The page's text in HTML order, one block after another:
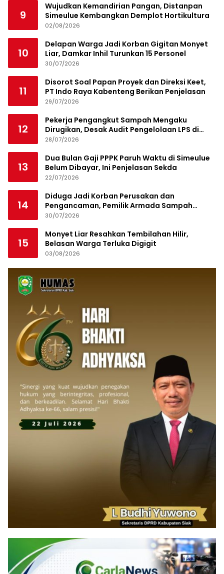
9
Wujudkan Kemandirian Pangan, Distanpan
Simeulue Kembangkan Demplot Hortikultura
02/08/2026
10
Delapan Warga Jadi Korban Gigitan Monyet
Liar, Damkar Inhil Turunkan 15 Personel
30/07/2026
11
Disorot Soal Papan Proyek dan Direksi Keet,
PT Indo Raya Kabenteng Berikan Penjelasan
29/07/2026
12
Pekerja Pengangkut Sampah Mengaku
Dirugikan, Desak Audit Pengelolaan LPS di
Pekanbaru
28/07/2026
13
Dua Bulan Gaji PPPK Paruh Waktu di Simeulue
Belum Dibayar, Ini Penjelasan Sekda
22/07/2026
14
Diduga Jadi Korban Perusakan dan
Pengancaman, Pemilik Armada Sampah
Siapkan Laporan Polisi
30/07/2026
15
Monyet Liar Resahkan Tembilahan Hilir,
Belasan Warga Terluka Digigit
03/08/2026